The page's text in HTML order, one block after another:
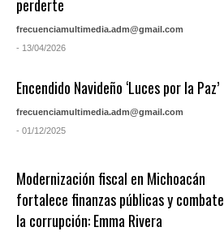
perderte
frecuenciamultimedia.adm@gmail.com
- 13/04/2026
Encendido Navideño ‘Luces por la Paz’
frecuenciamultimedia.adm@gmail.com
- 01/12/2025
Modernización fiscal en Michoacán
fortalece finanzas públicas y combate
la corrupción: Emma Rivera